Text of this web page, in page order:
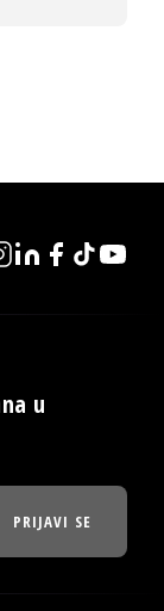
u
PRIJAVI SE